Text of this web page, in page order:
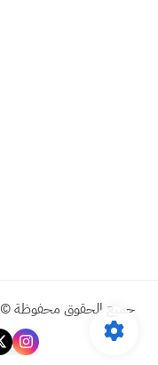
جميع الحقوق محفوظة ©